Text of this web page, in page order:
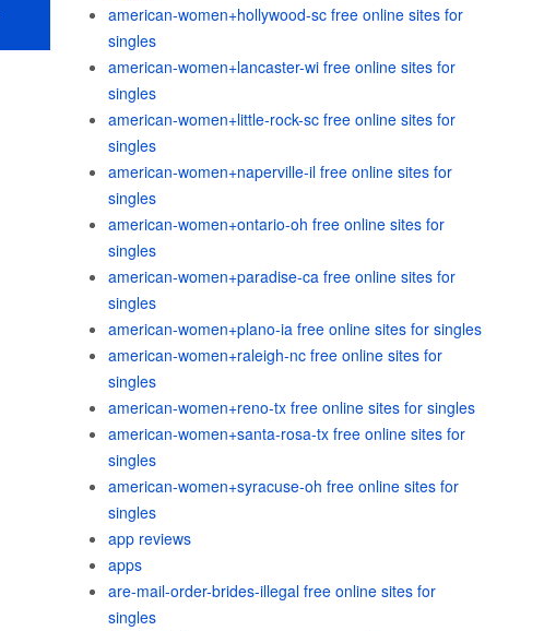
american-women+hollywood-sc free online sites for
singles
american-women+lancaster-wi free online sites for
singles
american-women+little-rock-sc free online sites for
singles
american-women+naperville-il free online sites for
singles
american-women+ontario-oh free online sites for
singles
american-women+paradise-ca free online sites for
singles
american-women+plano-ia free online sites for singles
american-women+raleigh-nc free online sites for
singles
american-women+reno-tx free online sites for singles
american-women+santa-rosa-tx free online sites for
singles
american-women+syracuse-oh free online sites for
singles
app reviews
apps
are-mail-order-brides-illegal free online sites for
singles